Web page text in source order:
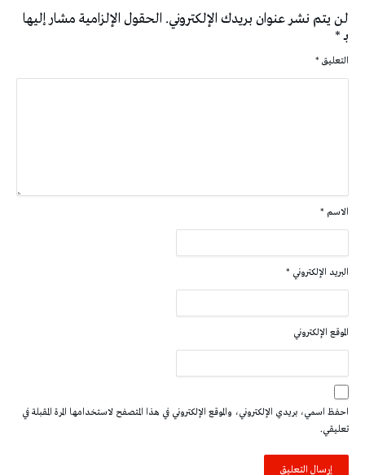
لن يتم نشر عنوان بريدك الإلكتروني. الحقول الإلزامية مشار إليها
بـ*
التعليق *
الاسم *
البريد الإلكتروني *
الموقع الإلكتروني
احفظ اسمي، بريدي الإلكتروني، والموقع الإلكتروني في هذا المتصفح لاستخدامها المرة المقبلة في
تعليقي.